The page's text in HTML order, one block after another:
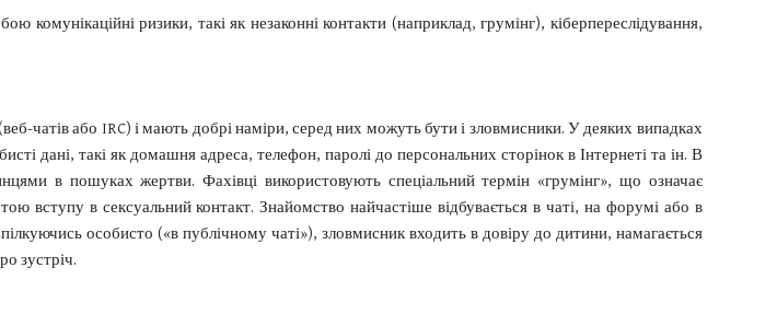
комунікаційні ризики, такі як незаконні контакти (наприклад, грумінг), кіберпереслідування,
чатів або IRC) і мають добрі наміри, серед них можуть бути і зловмисники. У деяких випадках
дані, такі як домашня адреса, телефон, паролі до персональних сторінок в Інтернеті та ін. В
в пошуках жертви. Фахівці використовують спеціальний термін «грумінг», що означає
вступу в сексуальний контакт. Знайомство найчастіше відбувається в чаті, на форумі або в
особисто («в публічному чаті»), зловмисник входить в довіру до дитини, намагається
зустріч.